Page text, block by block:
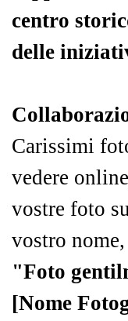
centro
delle
Carissimi
vedere
vostre foto
vostro
"Foto
[Nome